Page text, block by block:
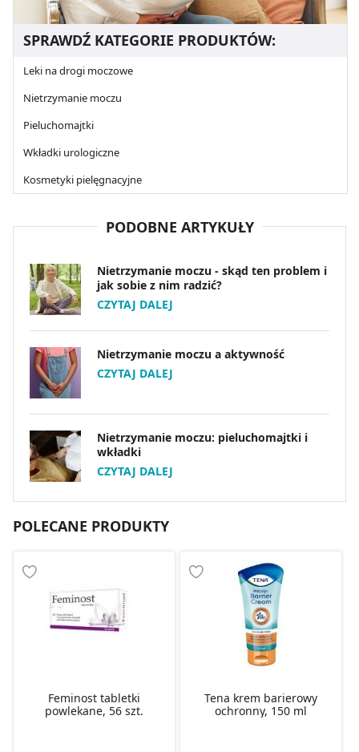
SPRAWDŹ KATEGORIE PRODUKTÓW:
Leki na drogi moczowe
Nietrzymanie moczu
Pieluchomajtki
Wkładki urologiczne
Kosmetyki pielęgnacyjne
PODOBNE ARTYKUŁY
Nietrzymanie moczu - skąd ten problem i
jak sobie z nim radzić?
CZYTAJ DALEJ
Nietrzymanie moczu a aktywność
CZYTAJ DALEJ
Nietrzymanie moczu: pieluchomajtki i
wkładki
CZYTAJ DALEJ
POLECANE PRODUKTY
Feminost tabletki
powlekane, 56 szt.
Tena krem barierowy
ochronny, 150 ml